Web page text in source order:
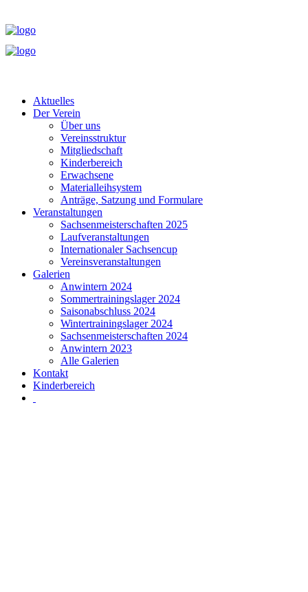
Aktuelles
Der Verein
Über uns
Vereinsstruktur
Mitgliedschaft
Kinderbereich
Erwachsene
Materialleihsystem
Anträge, Satzung und Formulare
Veranstaltungen
Sachsenmeisterschaften 2025
Laufveranstaltungen
Internationaler Sachsencup
Vereinsveranstaltungen
Galerien
Anwintern 2024
Sommertrainingslager 2024
Saisonabschluss 2024
Wintertrainingslager 2024
Sachsenmeisterschaften 2024
Anwintern 2023
Alle Galerien
Kontakt
Kinderbereich